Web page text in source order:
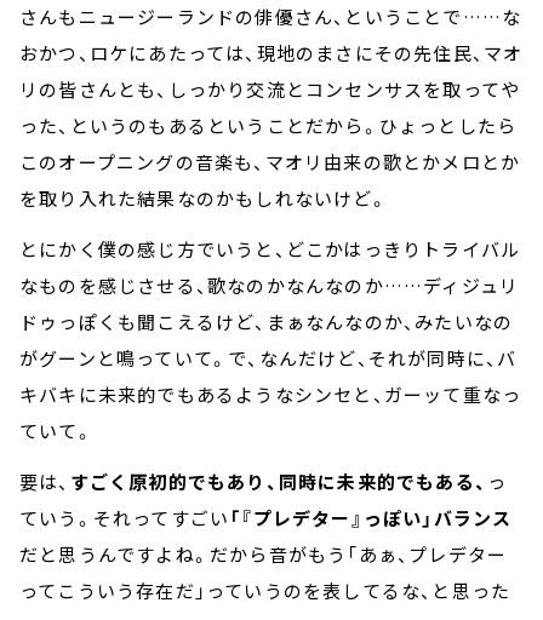
さんもニュージーランドの俳優さん、ということで……な
おかつ、ロケにあたっては、現地のまさにその先住民、マオ
リの皆さんとも、しっかり交流とコンセンサスを取ってや
った、というのもあるということだから。ひょっとしたら
このオープニングの音楽も、マオリ由来の歌とかメロとか
を取り入れた結果なのかもしれないけど。
とにかく僕の感じ方でいうと、どこかはっきりトライバル
なものを感じさせる、歌なのかなんなのか……ディジュリ
ドゥっぽくも聞こえるけど、まぁなんなのか、みたいなの
がグーンと鳴っていて。で、なんだけど、それが同時に、バ
キバキに未来的でもあるようなシンセと、ガーッて重なっ
ていて。
要は、 すごく原初的でもあり、同時に未来的でもある、 っ
ていう。それってすごい 「『プレデター』っぽい」バランス
だと思うんですよね。だから音がもう「あぁ、プレデター
ってこういう存在だ」っていうのを表してるな、と思った